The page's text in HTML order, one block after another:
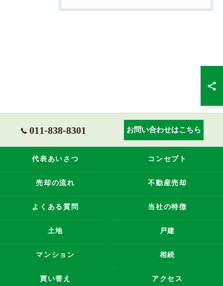
011-838-8301 お問い合わせはこちら
代表あいさつ コンセプト
売却の流れ 不動産売却
よくある質問 当社の特徴
土地 戸建
マンション 相続
買い替え アクセス